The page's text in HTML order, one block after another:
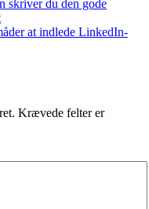
skriver du den gode
at indlede LinkedIn-
Krævede felter er